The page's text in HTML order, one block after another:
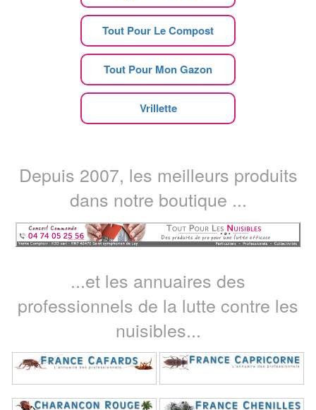
Tout Pour Le Compost
Tout Pour Mon Gazon
Vrillette
Depuis 2007, les meilleurs produits
dans notre boutique ...
...et les annuaires des
professionnels de la lutte contre les
nuisibles...